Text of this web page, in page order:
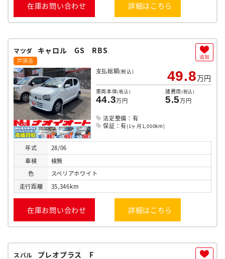
在庫お問い合わせ 詳細はこちら
マツダ キャロル GS RBS
戸頭店
支払総額(税込) 49.8万円
車両本体(税込)
44.3万円
諸費用(税込)
5.5万円
法定整備：有
保証：有(1ヶ月1,000km)
年式
28/06
車検
検無
色
スペリアホワイト
走行距離 35,346km
在庫お問い合わせ 詳細はこちら
追加
スバル プレオプラス F